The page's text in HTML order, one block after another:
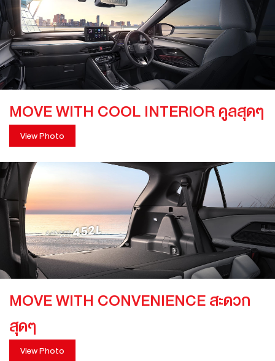
MOVE WITH COOL INTERIOR คูลสุดๆ
View Photo
MOVE WITH CONVENIENCE สะดวก
สุดๆ
View Photo